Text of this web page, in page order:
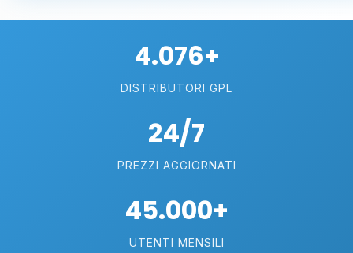
4.076+
DISTRIBUTORI GPL
24/7
PREZZI AGGIORNATI
45.000+
UTENTI MENSILI